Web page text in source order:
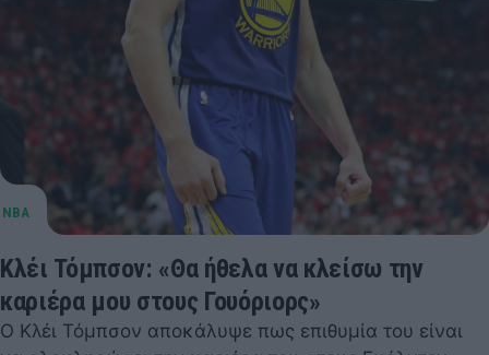
Κλέι Τόμπσον: «Θα ήθελα να κλείσω την
καριέρα μου στους Γουόριορς»
Ο Κλέι Τόμπσον αποκάλυψε πως επιθυμία του είναι